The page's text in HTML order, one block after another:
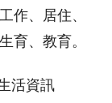
作、居住、
育、教育。
活資訊